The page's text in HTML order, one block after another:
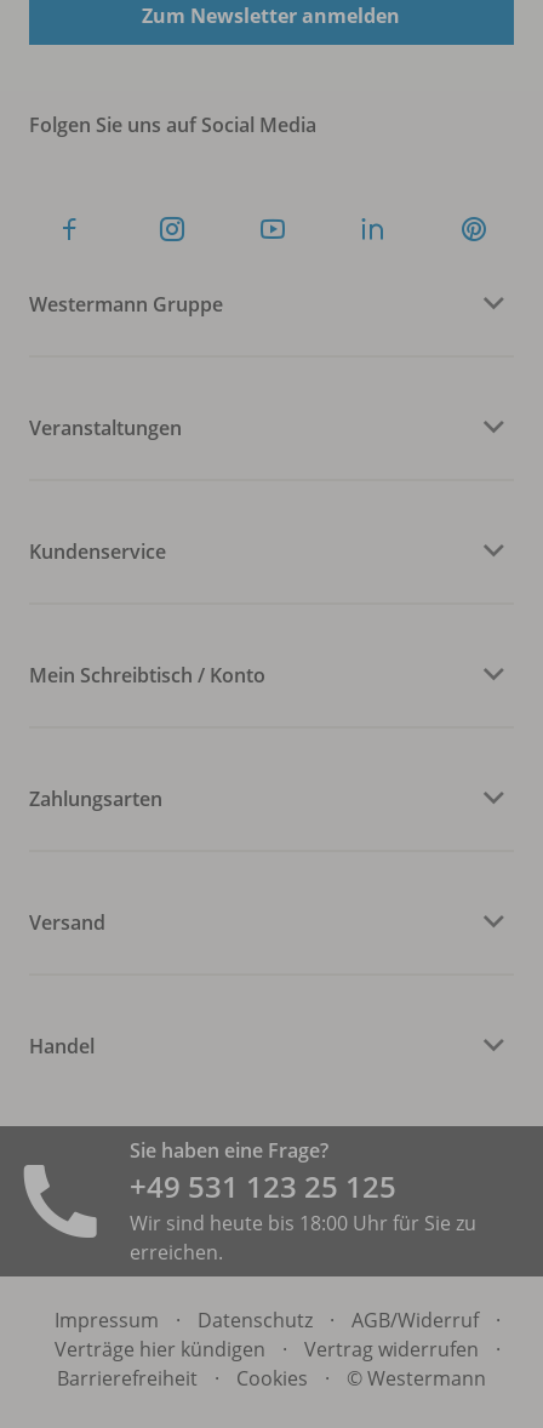
Zum Newsletter anmelden
Folgen Sie uns auf Social Media
Westermann Gruppe
Veranstaltungen
Kundenservice
Mein Schreibtisch / Konto
Zahlungsarten
Versand
Handel
Sie haben eine Frage?
+49 531 ­123 25 125
Wir sind heute bis 18:00 Uhr für Sie zu
erreichen.
Impressum · Datenschutz · AGB/Widerruf
·
Verträge hier kündigen
· Vertrag widerrufen
·
Barrierefreiheit
· Cookies · © Westermann